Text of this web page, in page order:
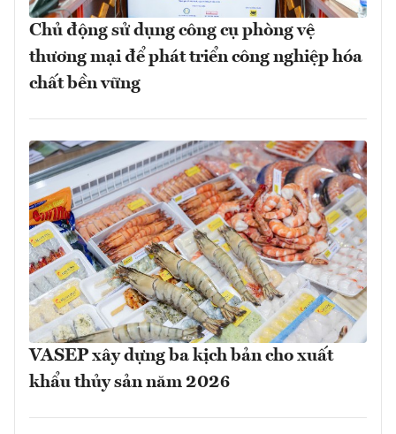
Chủ động sử dụng công cụ phòng vệ
thương mại để phát triển công nghiệp hóa
chất bền vững
VASEP xây dựng ba kịch bản cho xuất
khẩu thủy sản năm 2026